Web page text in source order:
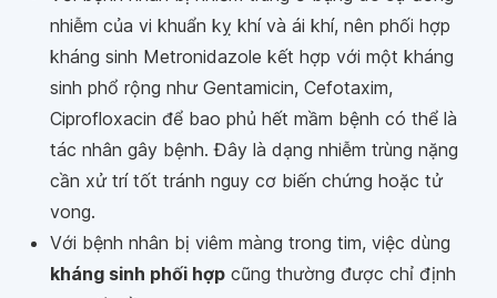
nhiễm của vi khuẩn kỵ khí và ái khí, nên phối hợp
kháng sinh Metronidazole kết hợp với một kháng
sinh phổ rộng như Gentamicin, Cefotaxim,
Ciprofloxacin để bao phủ hết mầm bệnh có thể là
tác nhân gây bệnh. Đây là dạng nhiễm trùng nặng
cần xử trí tốt tránh nguy cơ biến chứng hoặc tử
vong.
Với bệnh nhân bị viêm màng trong tim, việc dùng
kháng sinh phối hợp cũng thường được chỉ định